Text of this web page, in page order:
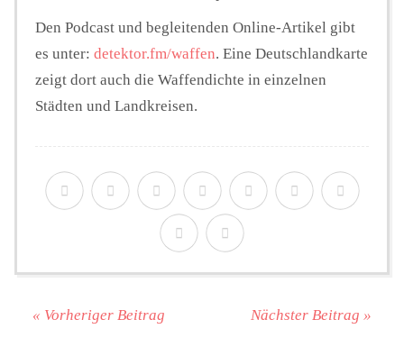
Den Podcast und begleitenden Online-Artikel gibt
es unter: detektor.fm/waffen. Eine Deutschlandkarte
zeigt dort auch die Waffendichte in einzelnen
Städten und Landkreisen.
« Vorheriger Beitrag Nächster Beitrag »